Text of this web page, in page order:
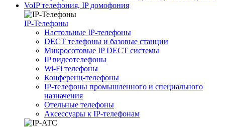
VoIP телефония, IP домофония
IP-Телефоны
Настольные IP-телефоны
DECT телефоны и базовые станции
Микросотовые IP DECT системы
IP видеотелефоны
Wi-Fi телефоны
Конференц-телефоны
IP-телефоны промышленного и специального
назначения
Отельные телефоны
Аксессуары к IP-телефонам